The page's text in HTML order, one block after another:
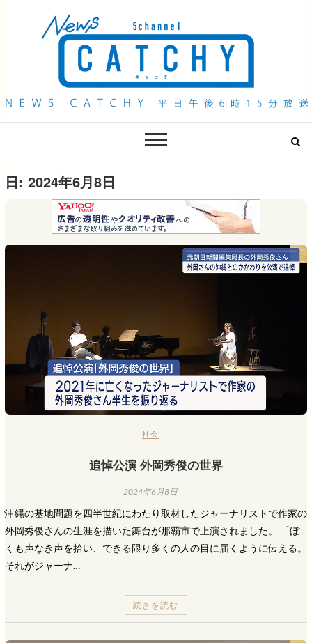
QAB NEWS Headline
日: 2024年6月8日
社会
追悼公演 外岡秀俊の世界
2024年6月8日
沖縄の基地問題を四半世紀にわたり取材したジャーナリストで作家の
外岡秀俊さんの生涯を描いた舞台が那覇市で上演されました。 「ぼ
くも声なき声を拾い、できる限り多くの人の目に届くように伝える。
それがジャーナ…
続きを読む